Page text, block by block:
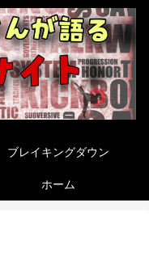
ブレイキングダウン
ホーム